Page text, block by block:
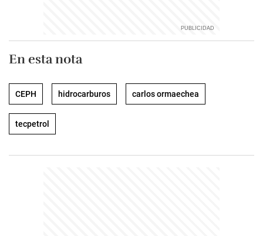
En esta nota
CEPH hidrocarburos carlos ormaechea
tecpetrol